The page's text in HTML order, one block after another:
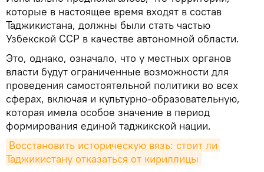
которые в настоящее время входят в состав
Таджикистана, должны были стать частью
Узбекской ССР в качестве автономной области.
Это, однако, означало, что у местных органов
власти будут ограниченные возможности для
проведения самостоятельной политики во всех
сферах, включая и культурно-образовательную,
которая имела особое значение в период
формирования единой таджикской нации.
Восстановить историческую вязь: стоит ли
Таджикистану отказаться от кириллицы